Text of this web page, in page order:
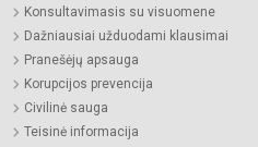
Konsultavimasis su visuomene
Dažniausiai užduodami klausimai
Pranešėjų apsauga
Korupcijos prevencija
Civilinė sauga
Teisinė informacija